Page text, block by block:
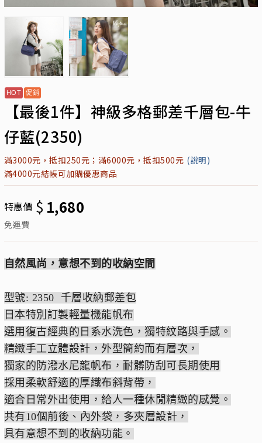
【最後1件】神級多格郵差千層包-牛
仔藍(2350)
滿3000元，抵扣250元；滿6000元，抵扣500元 (說明)
滿4000元結帳可加購優惠商品
特惠價 $ 1,680
免運費
自然風尚，意想不到的收納空間
型號: 2350 千層收納郵差包
日本特別訂製輕量機能帆布
選用復古經典的日系水洗色，獨特紋路與手感。
精緻手工立體設計，外型簡約而有層次，
獨家的防潑水尼龍帆布，耐髒防刮可長期使用
採用柔軟舒適的厚織布斜背帶，
適合日常外出使用，給人一種休閒精緻的感覺。
共有10個前後、內外袋，多夾層設計，
具有意想不到的收納功能。